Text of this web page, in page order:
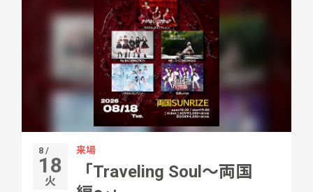
8 /
18
火
来場
「Traveling Soul〜両国